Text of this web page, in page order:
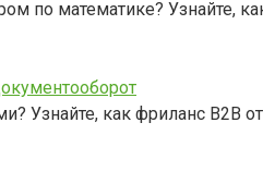
по математике? Узнайте,
Узнайте, как фриланс B2B